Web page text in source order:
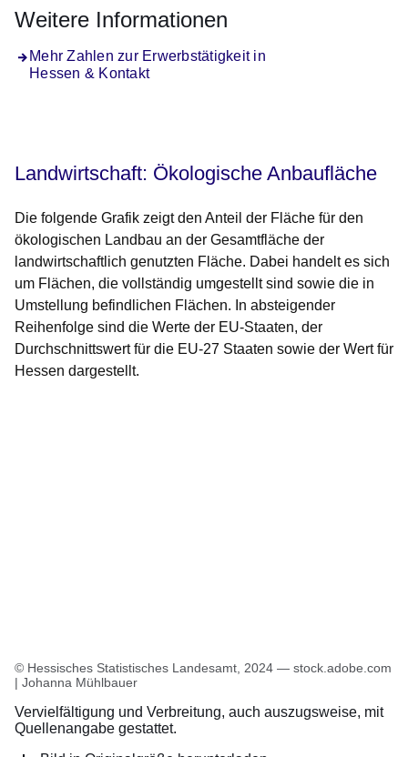
Weitere Informationen
Mehr Zahlen zur Erwerbstätigkeit in
Hessen & Kontakt
Landwirtschaft: Ökologische Anbaufläche
Die folgende Grafik zeigt den Anteil der Fläche für den
ökologischen Landbau an der Gesamtfläche der
landwirtschaftlich genutzten Fläche. Dabei handelt es sich
um Flächen, die vollständig umgestellt sind sowie die in
Umstellung befindlichen Flächen. In absteigender
Reihenfolge sind die Werte der EU-Staaten, der
Durchschnittswert für die EU-27 Staaten sowie der Wert für
Hessen dargestellt.
© Hessisches Statistisches Landesamt, 2024 — stock.adobe.com
| Johanna Mühlbauer
Vervielfältigung und Verbreitung, auch auszugsweise, mit
Quellenangabe gestattet.